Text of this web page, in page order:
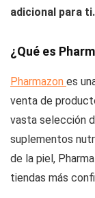
adicional para
¿Qué es
Pharmazon es
venta de
vasta selección
suplementos
de la piel,
tiendas más